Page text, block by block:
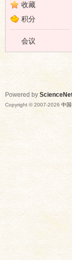
收藏
积分
会议
Powered by
Copyright © 2007-2026 中